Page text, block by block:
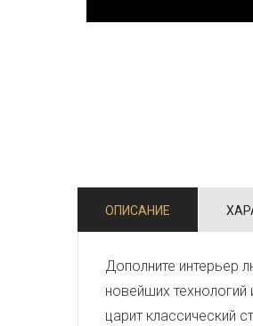
ОПИСАНИЕ
Дополните интерьер
новейших
царит классический